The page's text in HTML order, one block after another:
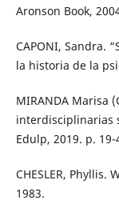
Aronson Book,
CAPONI, Sandra.
la historia de la
MIRANDA Marisa
interdisciplinarias
Edulp, 2019. p. 19-
CHESLER, Phyllis.
1983.